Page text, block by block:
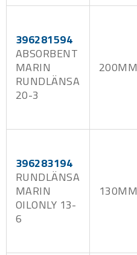
396281594
ABSORBENT
MARIN
RUNDLÄNSA
20-3
200MM
396283194
RUNDLÄNSA
MARIN
OILONLY 13-
6
130MM